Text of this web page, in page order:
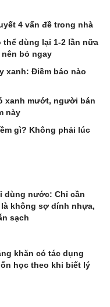
4 vấn đề trong nhà
dùng lại 1-2 lần nữa
bỏ ngay
xanh: Điềm báo nào
xanh mướt, người bán
này
gì? Không phải lúc
dùng nước: Chỉ cần
là không sợ dính nhựa,
sạch
khăn có tác dụng
học theo khi biết lý